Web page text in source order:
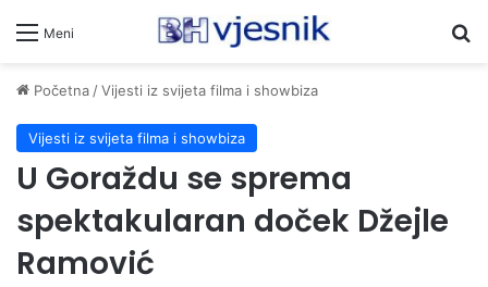
Meni
Početna/Vijesti iz svijeta filma i showbiza
Vijesti iz svijeta filma i showbiza
U Goraždu se sprema
spektakularan doček Džejle
Ramović